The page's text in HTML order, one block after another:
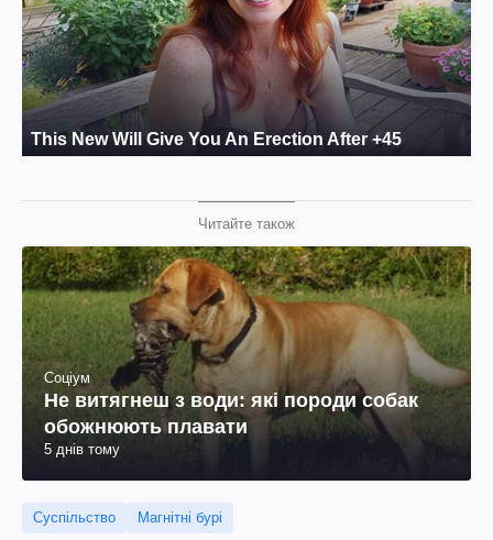
Читайте також
Соціум
Не витягнеш з води: які породи собак
обожнюють плавати
5 днів тому
Суспільство Магнітні бурі